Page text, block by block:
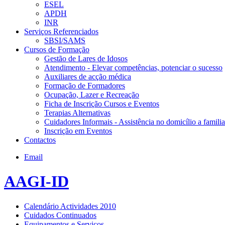
ESEL
APDH
INR
Serviços Referenciados
SBSI/SAMS
Cursos de Formação
Gestão de Lares de Idosos
Atendimento - Elevar competências, potenciar o sucesso
Auxiliares de acção médica
Formação de Formadores
Ocupação, Lazer e Recreação
Ficha de Inscrição Cursos e Eventos
Terapias Alternativas
Cuidadores Informais - Assistência no domicílio a
Inscrição em Eventos
Contactos
Email
AAGI-ID
Calendário Actividades 2010
Cuidados Continuados